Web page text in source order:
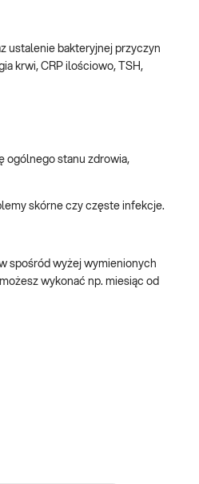
ustalenie bakteryjnej przyczyn
krwi, CRP ilościowo, TSH,
ogólnego stanu zdrowia,
skórne czy częste infekcje.
spośród wyżej wymienionych
wykonać np. miesiąc od